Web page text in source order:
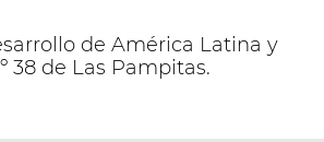
de América Latina y
38 de Las Pampitas.